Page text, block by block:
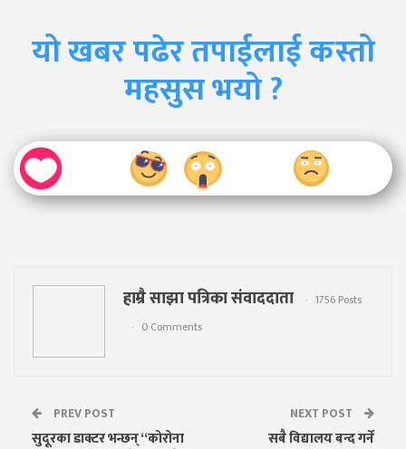
यो खबर पढेर तपाईलाई कस्तो
महसुस भयो ?
हाम्रै साझा पत्रिका संवाददाता
1756 Posts
0 Comments
PREV POST
सुदूरका डाक्टर भन्छन् “कोरोना
NEXT POST
सबै विद्यालय बन्द गर्ने